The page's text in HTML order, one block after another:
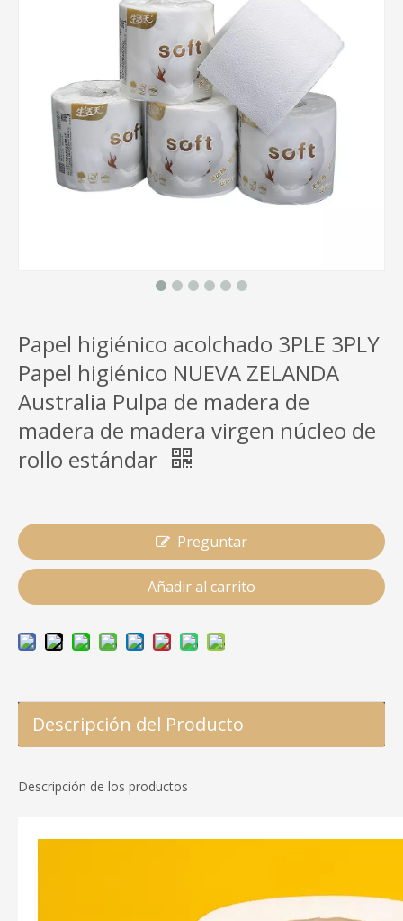
Papel higiénico acolchado 3PLE 3PLY
Papel higiénico NUEVA ZELANDA
Australia Pulpa de madera de
madera de madera virgen núcleo de
rollo estándar
Preguntar
Añadir al carrito
Descripción del Producto
Descripción de los productos